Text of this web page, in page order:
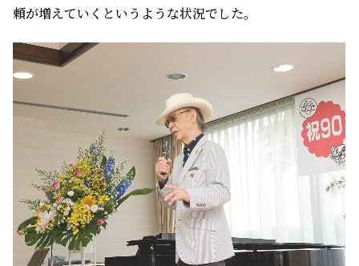
頼が増えていくというような状況でした。